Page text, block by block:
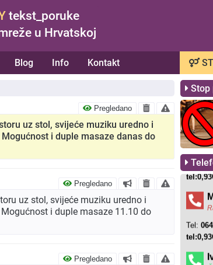
tekst_poruke
u Hrvatskoj
Blog Info Kontakt
Pregledano
uz stol, svijeće muziku uredno i
i duple masaze danas do
Pregledano
uz stol, svijeće muziku uredno i
i duple masaze 11.10 do
Pregledano
Stop